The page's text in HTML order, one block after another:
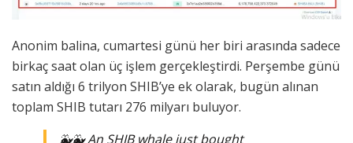
Anonim balina, cumartesi günü her biri arasında sadece
birkaç saat olan üç işlem gerçekleştirdi. Perşembe günü
satın aldığı 6 trilyon SHIB’ye ek olarak, bugün alınan
toplam SHIB tutarı 276 milyarı buluyor.
🐳🐳 An SHIB whale just bought